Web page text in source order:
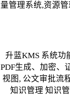
量管理系统,资源
升蓝KMS 系统功
PDF生成、加密、
视图, 公文审批流
知识管理 知识